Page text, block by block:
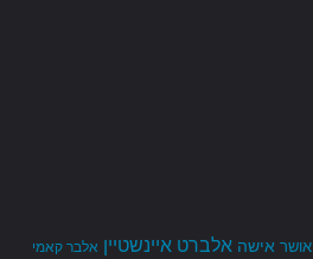
אושר אישה אלברט איינשטיין אלבר קאמי